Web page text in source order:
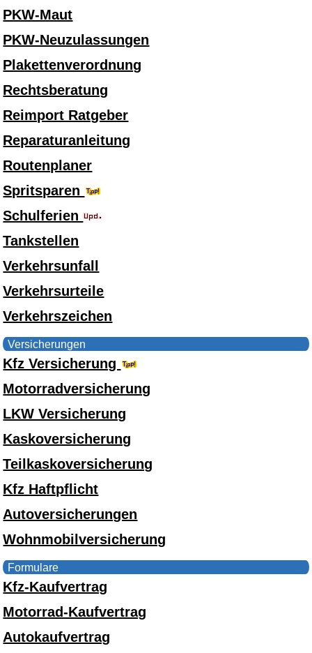
PKW-Maut
PKW-Neuzulassungen
Plakettenverordnung
Rechtsberatung
Reimport Ratgeber
Reparaturanleitung
Routenplaner
Spritsparen
Schulferien
Tankstellen
Verkehrsunfall
Verkehrsurteile
Verkehrszeichen
Versicherungen
Kfz Versicherung
Motorradversicherung
LKW Versicherung
Kaskoversicherung
Teilkaskoversicherung
Kfz Haftpflicht
Autoversicherungen
Wohnmobilversicherung
Formulare
Kfz-Kaufvertrag
Motorrad-Kaufvertrag
Autokaufvertrag